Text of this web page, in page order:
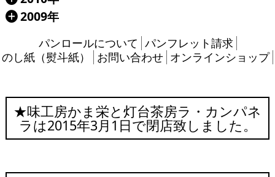
Á 2009年
パンロールについて パンフレット請求
のし紙（熨斗紙）
お問い合わせ オンラインショップ
★味工房かま栄と灯台茶房ラ・カンパネ
ラは2015年3月1日で閉店致しました。